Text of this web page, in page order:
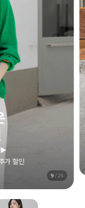
▶
가 할인
10 /25